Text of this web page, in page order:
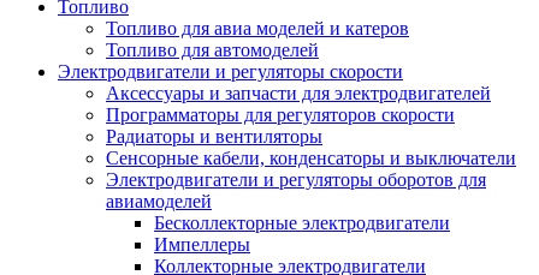
Топливо
Топливо для авиа моделей и катеров
Топливо для автомоделей
Электродвигатели и регуляторы скорости
Аксессуары и запчасти для электродвигателей
Программаторы для регуляторов скорости
Радиаторы и вентиляторы
Сенсорные кабели, конденсаторы и выключатели
Электродвигатели и регуляторы оборотов для
авиамоделей
Бесколлекторные электродвигатели
Импеллеры
Коллекторные электродвигатели